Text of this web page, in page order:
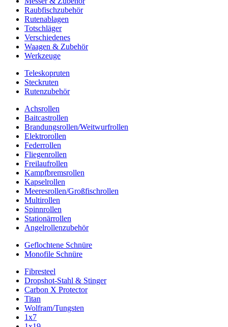
Raubfischzubehör
Rutenablagen
Totschläger
Verschiedenes
Waagen & Zubehör
Werkzeuge
Teleskopruten
Steckruten
Rutenzubehör
Achsrollen
Baitcastrollen
Brandungsrollen/Weitwurfrollen
Elektrorollen
Federrollen
Fliegenrollen
Freilaufrollen
Kampfbremsrollen
Kapselrollen
Meeresrollen/Großfischrollen
Multirollen
Spinnrollen
Stationärrollen
Angelrollenzubehör
Geflochtene Schnüre
Monofile Schnüre
Fibresteel
Dropshot-Stahl & Stinger
Carbon X Protector
Titan
Wolfram/Tungsten
1x7